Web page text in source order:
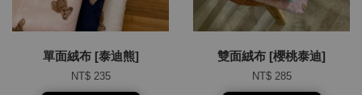
單面絨布 [泰迪熊]
NT$ 235
雙面絨布 [櫻桃泰迪]
NT$ 285